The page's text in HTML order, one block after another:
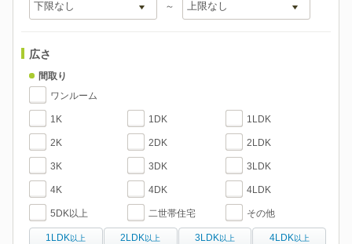
～
広さ
間取り
ワンルーム
1K 1DK 1LDK
2K 2DK 2LDK
3K 3DK 3LDK
4K 4DK 4LDK
5DK以上 二世帯住宅 その他
1LDK 以上 2LDK 以上 3LDK 以上 4LDK 以上